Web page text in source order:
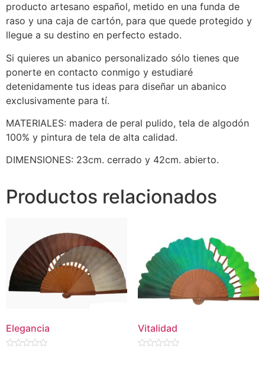
producto artesano español, metido en una funda de
raso y una caja de cartón, para que quede protegido y
llegue a su destino en perfecto estado.
Si quieres un abanico personalizado sólo tienes que
ponerte en contacto conmigo y estudiaré
detenidamente tus ideas para diseñar un abanico
exclusivamente para tí.
MATERIALES: madera de peral pulido, tela de algodón
100% y pintura de tela de alta calidad.
DIMENSIONES: 23cm. cerrado y 42cm. abierto.
Productos relacionados
Elegancia Vitalidad